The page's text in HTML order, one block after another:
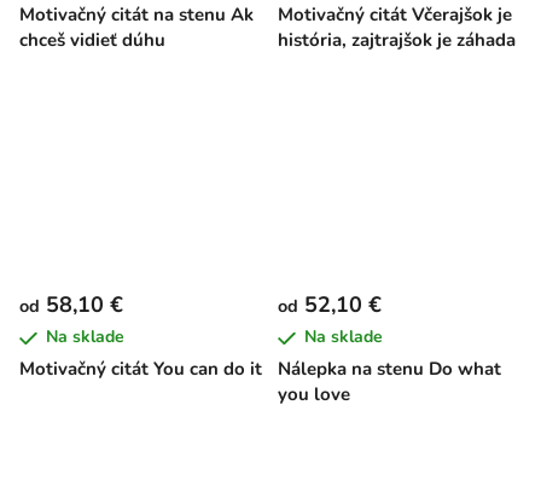
Motivačný citát na stenu Ak
chceš vidieť dúhu
Motivačný citát Včerajšok je
história, zajtrajšok je záhada
Motivačný citát You can do it
od 58,10 €
Na sklade
Nálepka na stenu Do what
you love
od 52,10 €
Na sklade